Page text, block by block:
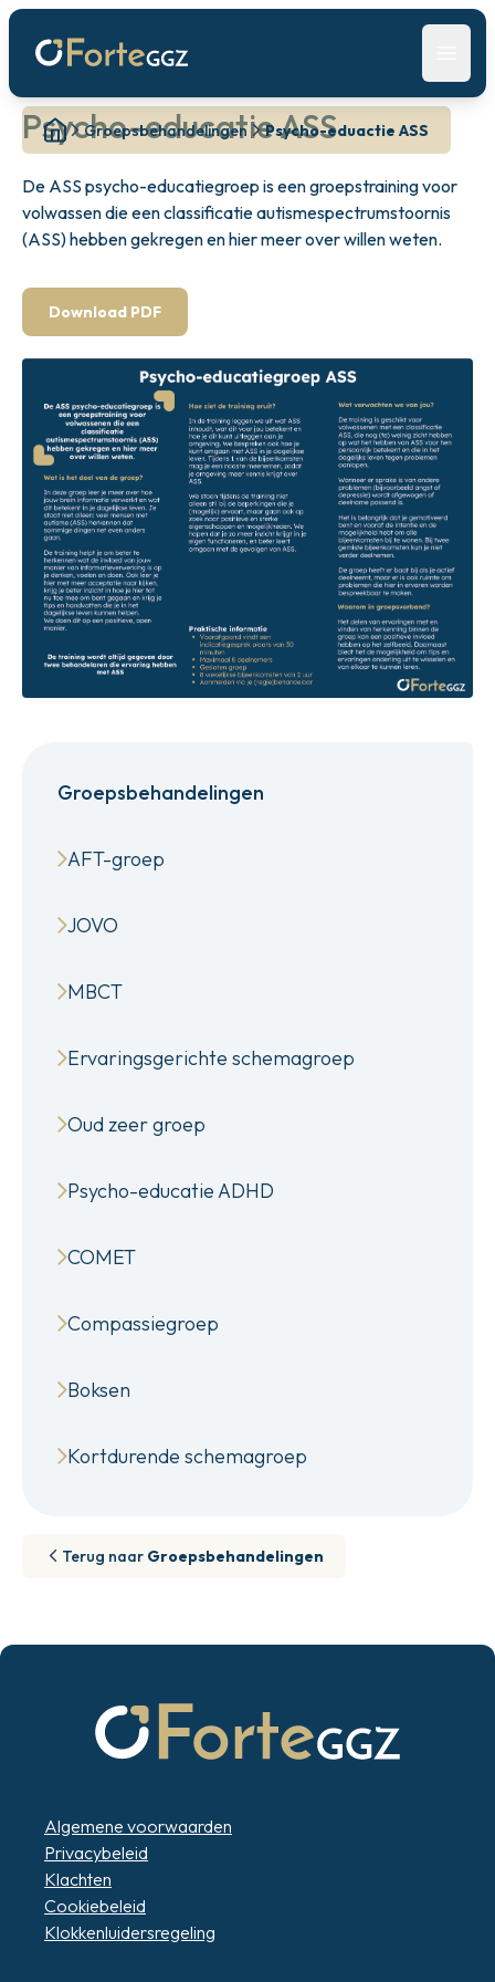
Groepsbehandelingen Psycho-eduactie ASS
Psycho-educatie ASS
De ASS psycho-educatiegroep is een groepstraining voor
volwassen die een classificatie autismespectrumstoornis
(ASS) hebben gekregen en hier meer over willen weten.
Download PDF
Groepsbehandelingen
AFT-groep
JOVO
MBCT
Ervaringsgerichte schemagroep
Oud zeer groep
Psycho-educatie ADHD
COMET
Compassiegroep
Boksen
Kortdurende schemagroep
Terug naar Groepsbehandelingen
Algemene voorwaarden
Privacybeleid
Klachten
Cookiebeleid
Klokkenluidersregeling